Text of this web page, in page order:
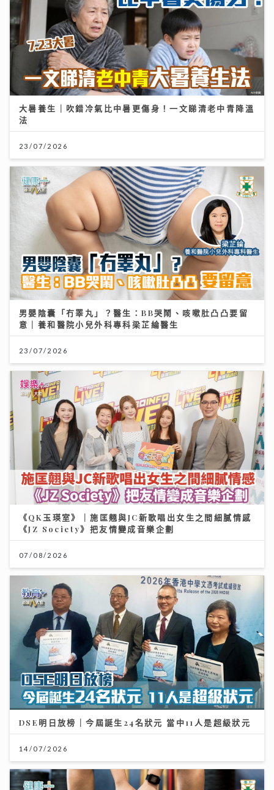
大暑養生｜吹錯冷氣比中暑更傷身！一文睇清老中青降溫
法
23/07/2026
男嬰陰囊「冇睪丸」？醫生：BB哭鬧、咳嗽肚凸凸要留
意｜養和醫院小兒外科專科梁芷綸醫生
23/07/2026
《QK玉瑛室》｜施匡翹與JC新歌唱出女生之間細膩情感
《JZ Society》把友情變成音樂企劃
07/08/2026
DSE明日放榜｜今屆誕生24名狀元 當中11人是超級狀元
14/07/2026